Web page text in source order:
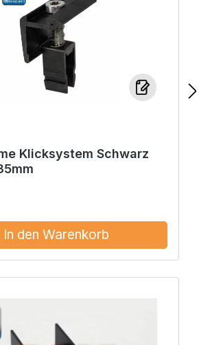
Klicksystem Schwarz
In den Warenkorb